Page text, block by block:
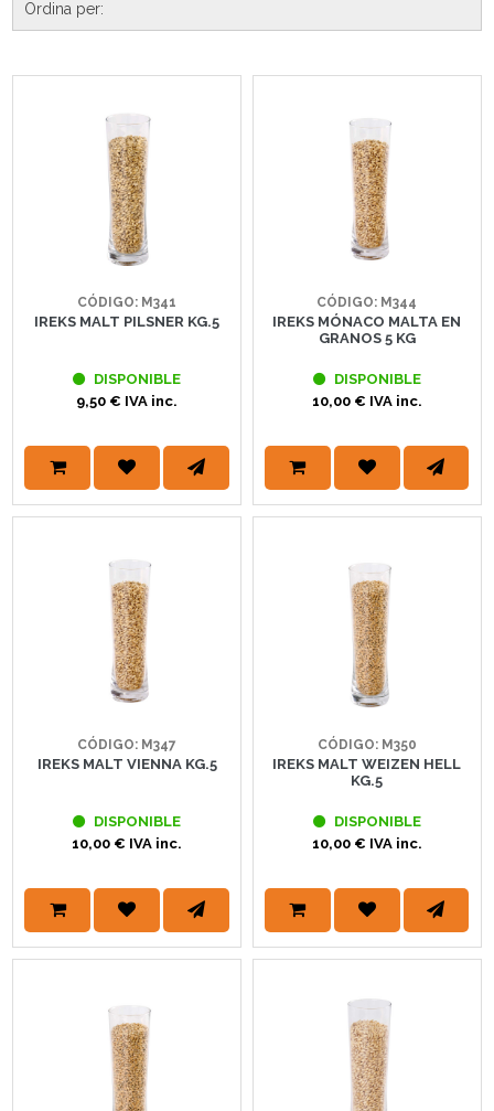
CÓDIGO: M341
IREKS MALT PILSNER KG.5
DISPONIBLE
9,50 € IVA inc.
CÓDIGO: M344
IREKS MÓNACO MALTA EN
GRANOS 5 KG
DISPONIBLE
10,00 € IVA inc.
CÓDIGO: M347
IREKS MALT VIENNA KG.5
DISPONIBLE
10,00 € IVA inc.
CÓDIGO: M350
IREKS MALT WEIZEN HELL
KG.5
DISPONIBLE
10,00 € IVA inc.